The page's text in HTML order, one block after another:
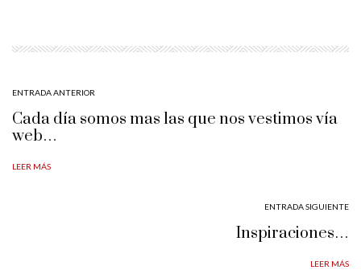
ENTRADA ANTERIOR
Cada día somos mas las que nos vestimos vía
web…
LEER MÁS
ENTRADA SIGUIENTE
Inspiraciones…
LEER MÁS